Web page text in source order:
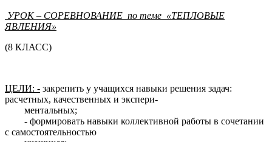
УРОК – СОРЕВНОВАНИЕ по теме «ТЕПЛОВЫЕ
ЯВЛЕНИЯ»
(8 КЛАСС)
ЦЕЛИ: - закрепить у учащихся навыки решения задач:
расчетных, качественных и экспери-
ментальных;
- формировать навыки коллективной работы в сочетании
с самостоятельностью